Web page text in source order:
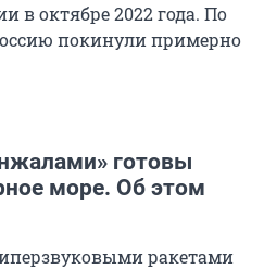
в октябре 2022 года. По
покинули примерно
готовы
море. Об этом
ракетами